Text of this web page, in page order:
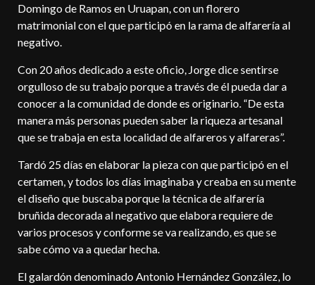
Domingo de Ramos en Uruapan, con un florero
matrimonial con el que participó en la rama de alfarería al
negativo.
Con 20 años dedicado a este oficio, Jorge dice sentirse
orgulloso de su trabajo porque a través de él pueda dar a
conocer a la comunidad de donde es originario. “De esta
manera más personas pueden saber la riqueza artesanal
que se trabaja en esta localidad de alfareros y alfareras”.
Tardó 25 días en elaborar la pieza con que participó en el
certamen, y todos los días imaginaba y creaba en su mente
el diseño que buscaba porque la técnica de alfarería
bruñida decorada al negativo que elabora requiere de
varios procesos y conforme se va realizando, es que se
sabe cómo va a quedar hecha.
El galardón denominado Antonio Hernández González, lo